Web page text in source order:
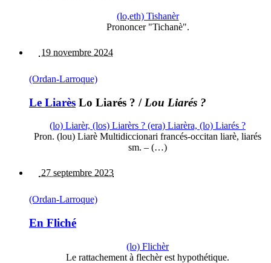
(lo,eth) Tishanèr
Prononcer "Tichanè".
19 novembre 2024
(Ordan-Larroque)
Le Liarès Lo Liarés ? / Lou Liarés ?
(lo) Liarèr, (los) Liarèrs ? (era) Liarèra, (lo) Liarés ?
Pron. (lou) Liarè Multidiccionari francés-occitan liarè, liarés
sm. – (…)
27 septembre 2023
(Ordan-Larroque)
En Fliché
(lo) Flichèr
Le rattachement à flechèr est hypothétique.